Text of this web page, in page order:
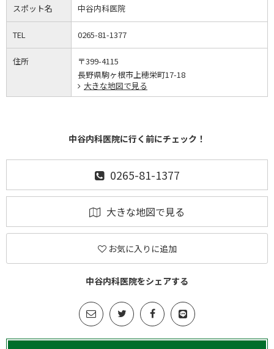
スポット名 中谷内科医院
TEL 0265-81-1377
住所
〒399-4115
長野県駒ヶ根市上穂栄町17-18
大きな地図で見る
中谷内科医院に行く前にチェック！
0265-81-1377
大きな地図で見る
お気に入りに追加
中谷内科医院をシェアする